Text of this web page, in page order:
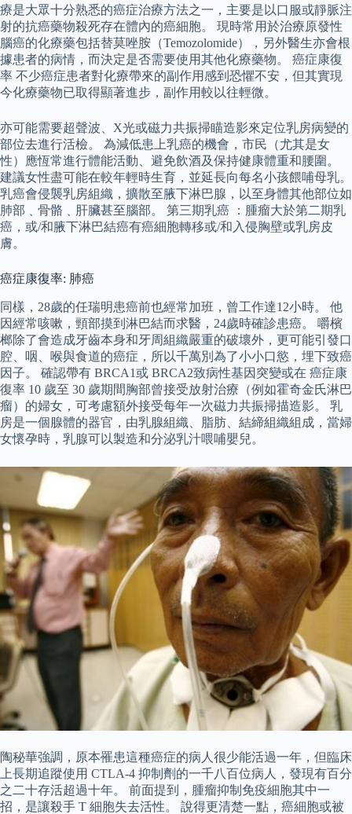
療是大眾十分熟悉的癌症治療方法之一，主要是以口服或靜脈注
射的抗癌藥物殺死存在體內的癌細胞。 現時常用於治療原發性
腦癌的化療藥包括替莫唑胺（Temozolomide），另外醫生亦會根
據患者的病情，而決定是否需要使用其他化療藥物。 癌症康復
率 不少癌症患者對化療帶來的副作用感到恐懼不安，但其實現
今化療藥物已取得顯著進步，副作用較以往輕微。
亦可能需要超聲波、X光或磁力共振掃瞄造影來定位乳房病變的
部位去進行活檢。 為減低患上乳癌的機會，市民（尤其是女
性）應恆常進行體能活動、避免飲酒及保持健康體重和腰圍。
建議女性盡可能在較年輕時生育，並延長向每名小孩餵哺母乳。
乳癌會侵襲乳房組織，擴散至腋下淋巴腺，以至身體其他部位如
肺部﹑骨骼﹑肝臟甚至腦部。 第三期乳癌 ：腫瘤大於第二期乳
癌，或/和腋下淋巴結癌有癌細胞轉移或/和入侵胸壁或乳房皮
膚。
癌症康復率: 肺癌
同樣，28歲的任瑞明患癌前也經常加班，曾工作達12小時。 他
因經常咳嗽，頸部摸到淋巴結而求醫，24歲時確診患癌。 嚼檳
榔除了會造成牙齒本身和牙周組織嚴重的破壞外，更可能引發口
腔、咽、喉與食道的癌症，所以千萬別為了小小口慾，埋下致癌
因子。 確認帶有 BRCA1或 BRCA2致病性基因突變或在 癌症康
復率 10 歲至 30 歲期間胸部曾接受放射治療（例如霍奇金氏淋巴
瘤）的婦女，可考慮額外接受每年一次磁力共振掃描造影。 乳
房是一個腺體的器官，由乳腺組織、脂肪、結締組織組成，當婦
女懷孕時，乳腺可以製造和分泌乳汁喂哺嬰兒。
陶秘華強調，原本罹患這種癌症的病人很少能活過一年，但臨床
上長期追蹤使用 CTLA-4 抑制劑的一千八百位病人，發現有百分
之二十存活超過十年。 前面提到，腫瘤抑制免疫細胞其中一
招，是讓殺手 T 細胞失去活性。 說得更清楚一點，癌細胞或被